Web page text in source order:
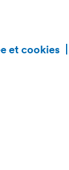
et cookies